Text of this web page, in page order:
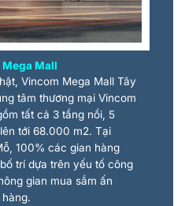
Mega Mall
Vincom Mega Mall Tây
tâm thương mại Vincom
tất cả 3 tầng nổi, 5
tới 68.000 m2. Tại
100% các gian hàng
trí dựa trên yếu tố công
gian mua sắm ấn